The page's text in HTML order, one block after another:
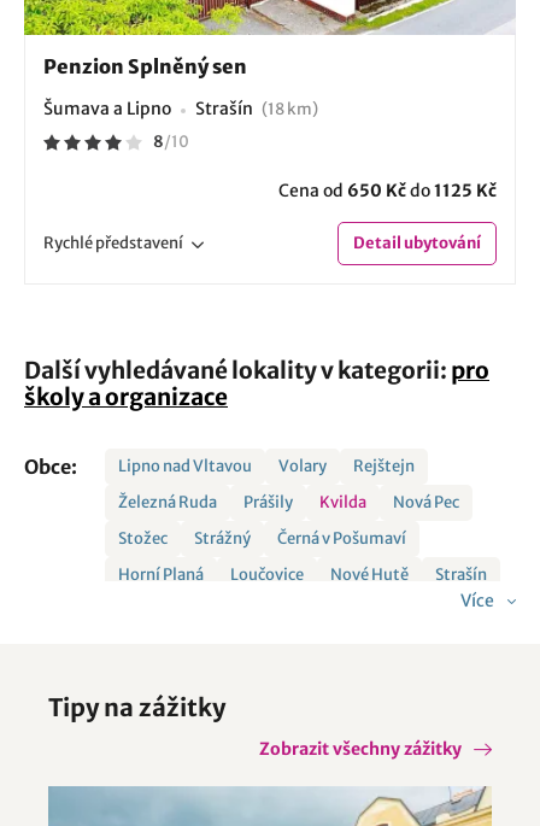
Penzion Splněný sen
Šumava a Lipno Strašín (18 km)
8/10
Cena od 650 Kčdo1125 Kč
Rychlépředstavení Detailubytování
Další vyhledávané lokality v kategorii: pro
školy a organizace
Obce: Lipno nad Vltavou Volary
Rejštejn
Železná Ruda
Prášily Kvilda
Nová Pec
Stožec
Strážný
Černá v Pošumaví
Horní Planá
Loučovice Nové Hutě
Strašín
Více
Tipy na zážitky
Zobrazit všechny zážitky